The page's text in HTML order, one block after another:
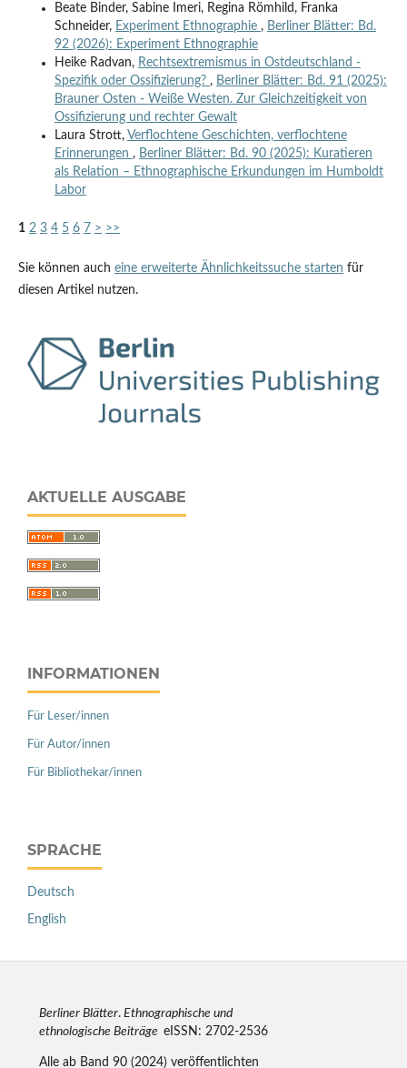
Beate Binder, Sabine Imeri, Regina Römhild, Franka
Schneider, Experiment Ethnographie , Berliner Blätter: Bd.
92 (2026): Experiment Ethnographie
Heike Radvan, Rechtsextremismus in Ostdeutschland -
Spezifik oder Ossifizierung? , Berliner Blätter: Bd. 91 (2025):
Brauner Osten - Weiße Westen. Zur Gleichzeitigkeit von
Ossifizierung und rechter Gewalt
Laura Strott, Verflochtene Geschichten, verflochtene
Erinnerungen , Berliner Blätter: Bd. 90 (2025): Kuratieren
als Relation – Ethnographische Erkundungen im Humboldt
Labor
1 2 3 4 5 6 7 > >>
Sie können auch eine erweiterte Ähnlichkeitssuche starten für
diesen Artikel nutzen.
AKTUELLE AUSGABE
INFORMATIONEN
Für Leser/innen
Für Autor/innen
Für Bibliothekar/innen
SPRACHE
Deutsch
English
Berliner Blätter.Ethnographische und
ethnologische Beiträge eISSN: 2702-2536
Alle ab Band 90 (2024) veröffentlichten